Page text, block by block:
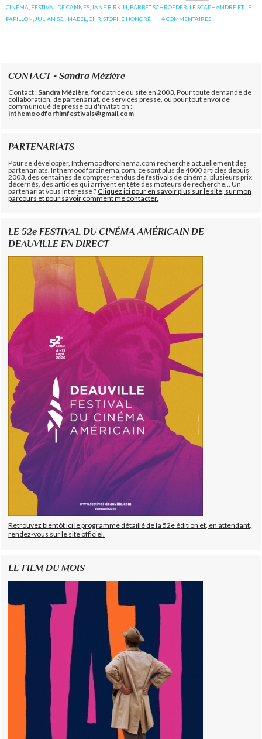
CINÉMA FESTIVAL DE CANNES JANE BIRKIN BARBET SCHROEDER LE SCAPHANDRE ET LE
PAPILLON JULIAN SCHNABEL ,CHRISTOPHE HONORÉ 4COMMENTAIRES
CONTACT - Sandra Mézière
Contact : Sandra Mézière , fondatrice du site en 2003. Pour toute demande de
collaboration, de partenariat, de services presse, ou pour tout envoi de
communiqué de presse ou d'invitation :
inthemoodforfilmfestivals@gmail.com
PARTENARIATS
Pour se développer, Inthemoodforcinema.com recherche actuellement des
partenariats. Inthemoodforcinema.com, ce sont plus de 4000 articles depuis
2003, des centaines de comptes-rendus de festivals de cinéma, plusieurs prix
décernés, des articles qui arrivent en tête des moteurs de recherche... Un
partenariat vous intéresse ?Cliquez ici pour en savoir plus sur le site, sur mon
parcours et pour savoir comment me contacter.
LE 52e FESTIVAL DU CINÉMA AMÉRICAIN DE
DEAUVILLE EN DIRECT
Retrouvez bientôt ici le programme détaillé de la 52e édition et, en attendant,
rendez-vous sur le site officiel.
LE FILM DU MOIS